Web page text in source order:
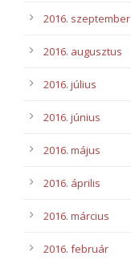
2016. szeptember
2016. augusztus
2016. július
2016. június
2016. május
2016. április
2016. március
2016. február